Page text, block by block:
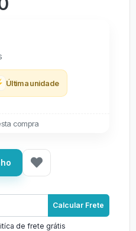
Última unidade
compra
Calcular Frete
de frete grátis